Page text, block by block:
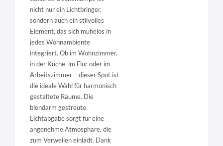
nicht nur ein Lichtbringer,
sondern auch ein stilvolles
Element, das sich mühelos in
jedes Wohnambiente
integriert. Ob im Wohnzimmer,
in der Küche, im Flur oder im
Arbeitszimmer – dieser Spot ist
die ideale Wahl für harmonisch
gestaltete Räume. Die
blendarm gestreute
Lichtabgabe sorgt für eine
angenehme Atmosphäre, die
zum Verweilen einlädt. Dank